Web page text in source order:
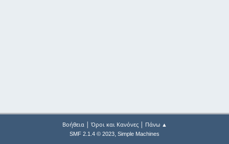
Βοήθεια| Όροι και Κανόνες| Πάνω ▲
SMF 2.1.4 © 2023, Simple Machines